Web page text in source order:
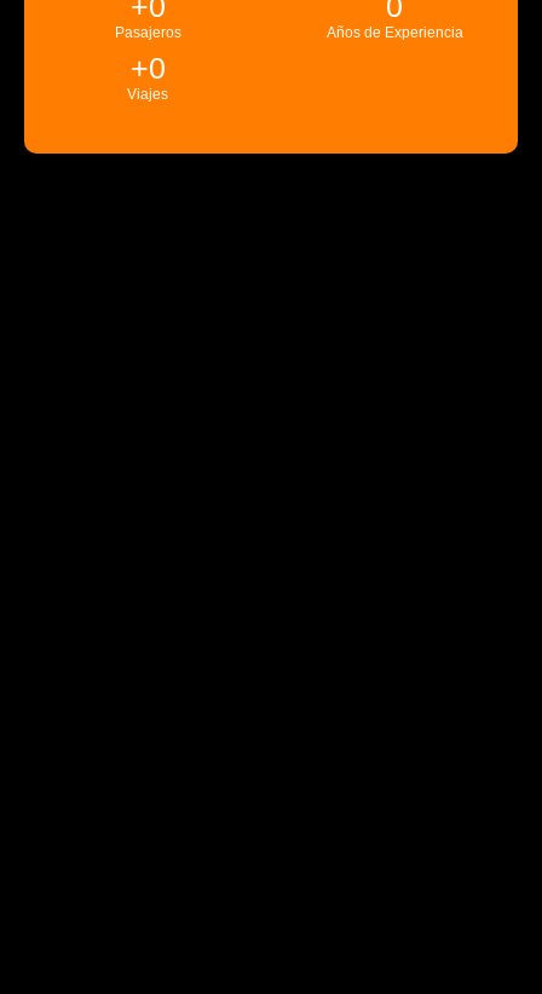
Pasajeros Años de Experiencia
Viajes
+0